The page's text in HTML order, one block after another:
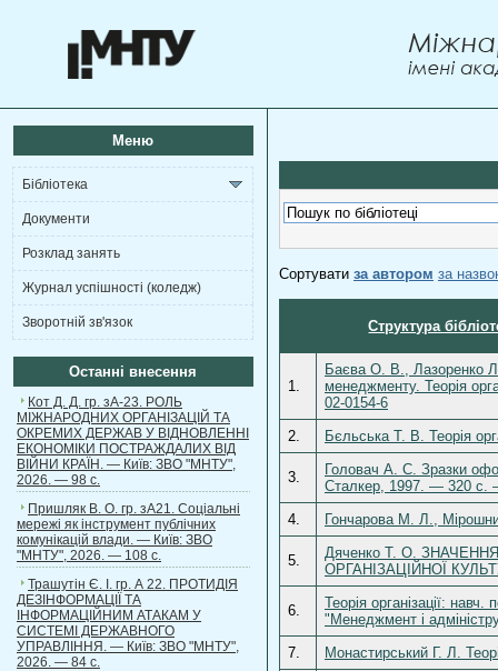
Меню
Бібліотека
Документи
Розклад занять
Журнал успішності (коледж)
Зворотній зв'язок
Останні внесення
Кот Д. Д. гр. зА-23. РОЛЬ
МІЖНАРОДНИХ ОРГАНІЗАЦІЙ ТА
ОКРЕМИХ ДЕРЖАВ У ВІДНОВЛЕННІ
ЕКОНОМІКИ ПОСТРАЖДАЛИХ ВІД
ВІЙНИ КРАЇН. — Київ: ЗВО "МНТУ",
2026. — 98 с.
Пришляк В. О. гр. зА21. Соціальні
мережі як інструмент публічних
комунікацій влади. — Київ: ЗВО
"МНТУ", 2026. — 108 с.
Трашутін Є. І. гр. А 22. ПРОТИДІЯ
ДЕЗІНФОРМАЦІЇ ТА
ІНФОРМАЦІЙНИМ АТАКАМ У
СИСТЕМІ ДЕРЖАВНОГО
УПРАВЛІННЯ. — Київ: ЗВО "МНТУ",
2026. — 84 с.
Сортувати за автором за
Структура
1.
Баєва О. В., Лазоренко
менеджменту. Теорія
02-0154-6
2.
Бєльська Т. В. Теорія
3.
Головач А. С. Зразки
Сталкер, 1997. — 320 с.
4.
Гончарова М. Л.,
5.
Дяченко Т. О.
ОРГАНІЗАЦІЙНОЇ
6.
Теорія організації:
"Менеджмент і
7.
Монастирський Г. Л.